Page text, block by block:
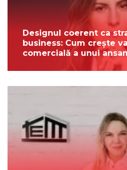
Designul coerent ca
business: Cum crește
comercială a unui